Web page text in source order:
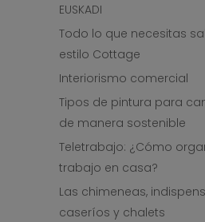
EUSKADI
Todo lo que necesitas
estilo Cottage
Interiorismo comercial
Tipos de pintura para
de manera sostenible
Teletrabajo: ¿Cómo
trabajo en casa?
Las chimeneas,
caseríos y chalets